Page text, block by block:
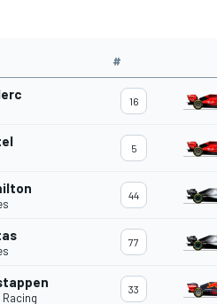
#
16
5
44
77
Racing
33